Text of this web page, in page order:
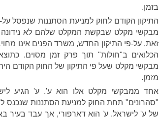
בזמן.
התיקון הקודם לחוק למניעת הסתננות שנפסל
מבקשי מקלט שבקשת המקלט שלהם לא
זאת, על-פי התיקון החדש, משרד הפנים אינו
הכלואים ב"חולות" תוך פרק זמן מסוים.
מבקשי מקלט שעל פי התיקון של החוק הקודם
מזמן.
"סהרונים" תחת החוק למניעת הסתננות שנכנס
של ע' לישראל. ע' הוא דארפורי, אך עבד בעיר